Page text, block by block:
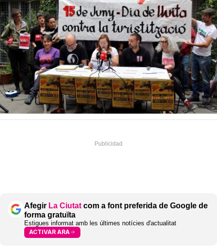
Afegir La Ciutat com a font preferida de Google de
forma gratuïta
Estigues informat amb les últimes notícies d'actualitat
ACTIVAR ARA